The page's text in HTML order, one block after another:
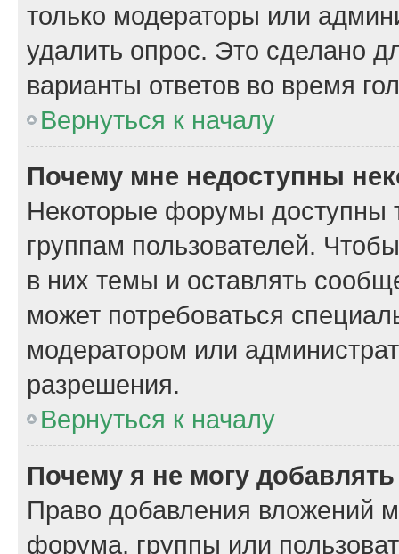
только модераторы или
удалить опрос. Это сделано
варианты ответов во время
Вернуться к началу
Почему мне недоступны
Некоторые форумы доступны
группам пользователей.
в них темы и оставлять
может потребоваться
модератором или
разрешения.
Вернуться к началу
Почему я не могу
Право добавления вложений
форума, группы или